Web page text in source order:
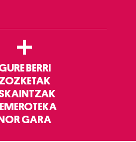
+
BERRI
NOR GARA